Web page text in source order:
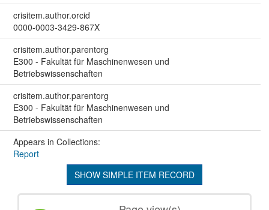
crisitem.author.orcid
0000-0003-3429-867X
crisitem.author.parentorg
E300 - Fakultät für Maschinenwesen und
Betriebswissenschaften
crisitem.author.parentorg
E300 - Fakultät für Maschinenwesen und
Betriebswissenschaften
Appears in Collections:
Report
SHOW SIMPLE ITEM RECORD